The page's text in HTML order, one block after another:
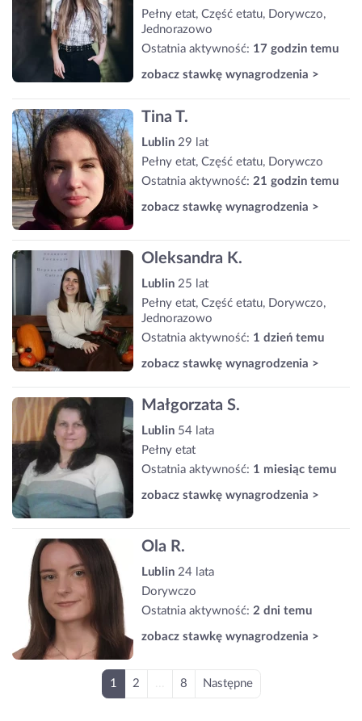
Pełny etat, Część etatu, Dorywczo,
Jednorazowo
Ostatnia aktywność: 17 godzin temu
zobacz stawkę wynagrodzenia >
Tina T.
Lublin 29 lat
Pełny etat, Część etatu, Dorywczo
Ostatnia aktywność: 21 godzin temu
zobacz stawkę wynagrodzenia >
Oleksandra K.
Lublin 25 lat
Pełny etat, Część etatu, Dorywczo,
Jednorazowo
Ostatnia aktywność: 1 dzień temu
zobacz stawkę wynagrodzenia >
Małgorzata S.
Lublin 54 lata
Pełny etat
Ostatnia aktywność: 1 miesiąc temu
zobacz stawkę wynagrodzenia >
Ola R.
Lublin 24 lata
Dorywczo
Ostatnia aktywność: 2 dni temu
zobacz stawkę wynagrodzenia >
1 2 8 Następne